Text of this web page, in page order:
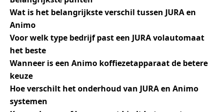
Wat is het belangrijkste verschil tussen JURA en
Animo
Voor welk type bedrijf past een JURA volautomaat
het beste
Wanneer is een Animo koffiezetapparaat de betere
keuze
Hoe verschilt het onderhoud van JURA en Animo
systemen